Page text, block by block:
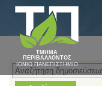
ΤΜΗΜΑ
ΠΕΡΙΒΑΛΛΟΝΤΟΣ
ΙΟΝΙΟ ΠΑΝΕΠΙΣΤΗΜΙΟ